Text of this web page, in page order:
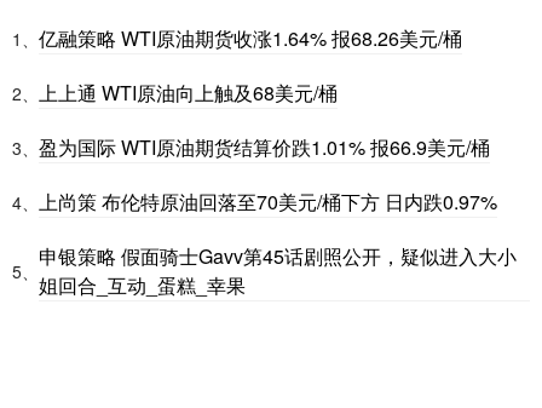
1、 亿融策略 WTI原油期货收涨1.64% 报68.26美元/桶
2、 上上通 WTI原油向上触及68美元/桶
3、 盈为国际 WTI原油期货结算价跌1.01% 报66.9美元/桶
4、 上尚策 布伦特原油回落至70美元/桶下方 日内跌0.97%
5、
申银策略 假面骑士Gavv第45话剧照公开，疑似进入大小
姐回合_互动_蛋糕_幸果